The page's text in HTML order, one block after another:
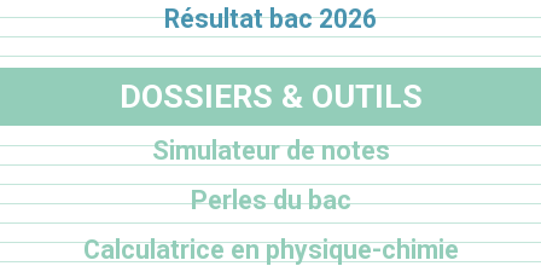
Résultat bac 2026
DOSSIERS & OUTILS
Simulateur de notes
Perles du bac
Calculatrice en physique-chimie